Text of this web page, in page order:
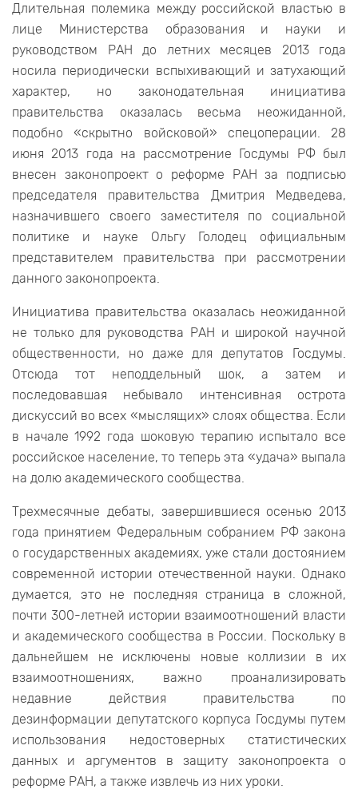
Длительная полемика между российской властью в
лице Министерства образования и науки и
руководством РАН до летних месяцев 2013 года
носила периодически вспыхивающий и затухающий
характер, но законодательная инициатива
правительства оказалась весьма неожиданной,
подобно «скрытно войсковой» спецоперации. 28
июня 2013 года на рассмотрение Госдумы РФ был
внесен законопроект о реформе РАН за подписью
председателя правительства Дмитрия Медведева,
назначившего своего заместителя по социальной
политике и науке Ольгу Голодец официальным
представителем правительства при рассмотрении
данного законопроекта.
Инициатива правительства оказалась неожиданной
не только для руководства РАН и широкой научной
общественности, но даже для депутатов Госдумы.
Отсюда тот неподдельный шок, а затем и
последовавшая небывало интенсивная острота
дискуссий во всех «мыслящих» слоях общества. Если
в начале 1992 года шоковую терапию испытало все
российское население, то теперь эта «удача» выпала
на долю академического сообщества.
Трехмесячные дебаты, завершившиеся осенью 2013
года принятием Федеральным собранием РФ закона
о государственных академиях, уже стали достоянием
современной истории отечественной науки. Однако
думается, это не последняя страница в сложной,
почти 300-летней истории взаимоотношений власти
и академического сообщества в России. Поскольку в
дальнейшем не исключены новые коллизии в их
взаимоотношениях, важно проанализировать
недавние действия правительства по
дезинформации депутатского корпуса Госдумы путем
использования недостоверных статистических
данных и аргументов в защиту законопроекта о
реформе РАН, а также извлечь из них уроки.